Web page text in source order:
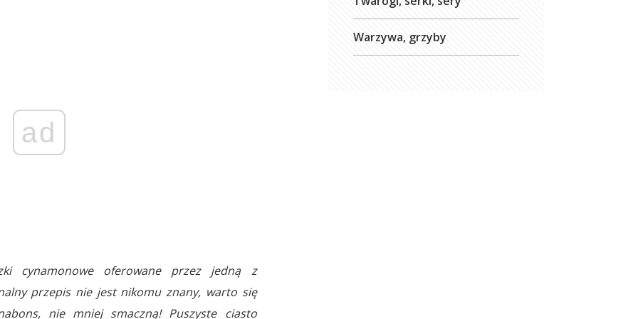
ad
cynamonowe oferowane przez jedną z
przepis nie jest nikomu znany, warto się
nie mniej smaczną! Puszyste ciasto
Warzywa, grzyby